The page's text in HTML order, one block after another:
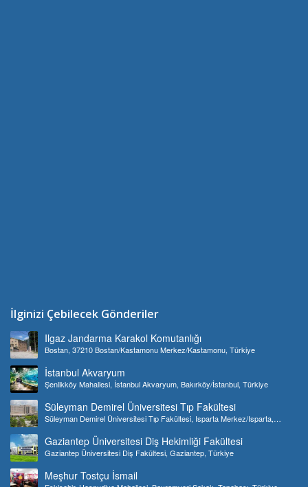
İlginizi Çebilecek Gönderiler
Ilgaz Jandarma Karakol Komutanlığı
Bostan, 37210 Bostan/Kastamonu Merkez/Kastamonu, Türkiye
İstanbul Akvaryum
Şenlikköy Mahallesi, İstanbul Akvaryum, Bakırköy/İstanbul, Türkiye
Süleyman Demirel Üniversitesi Tıp Fakültesi
Süleyman Demirel Üniversitesi Tıp Fakültesi, Isparta Merkez/Isparta,
Gaziantep Üniversitesi Diş Hekimliği Fakültesi
Gaziantep Üniversitesi Diş Fakültesi, Gaziantep, Türkiye
Meşhur Tostçu İsmail